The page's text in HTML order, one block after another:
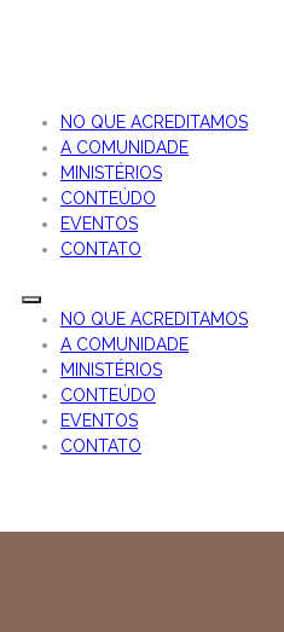
NO QUE ACREDITAMOS
A COMUNIDADE
MINISTÉRIOS
CONTEÚDO
EVENTOS
CONTATO
NO QUE ACREDITAMOS
A COMUNIDADE
MINISTÉRIOS
CONTEÚDO
EVENTOS
CONTATO